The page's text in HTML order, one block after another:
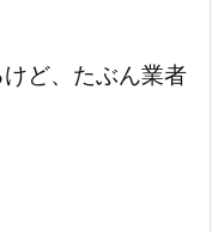
ど、たぶん業者